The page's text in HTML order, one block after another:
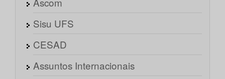
Sisu UFS
CESAD
Assuntos Internacionais